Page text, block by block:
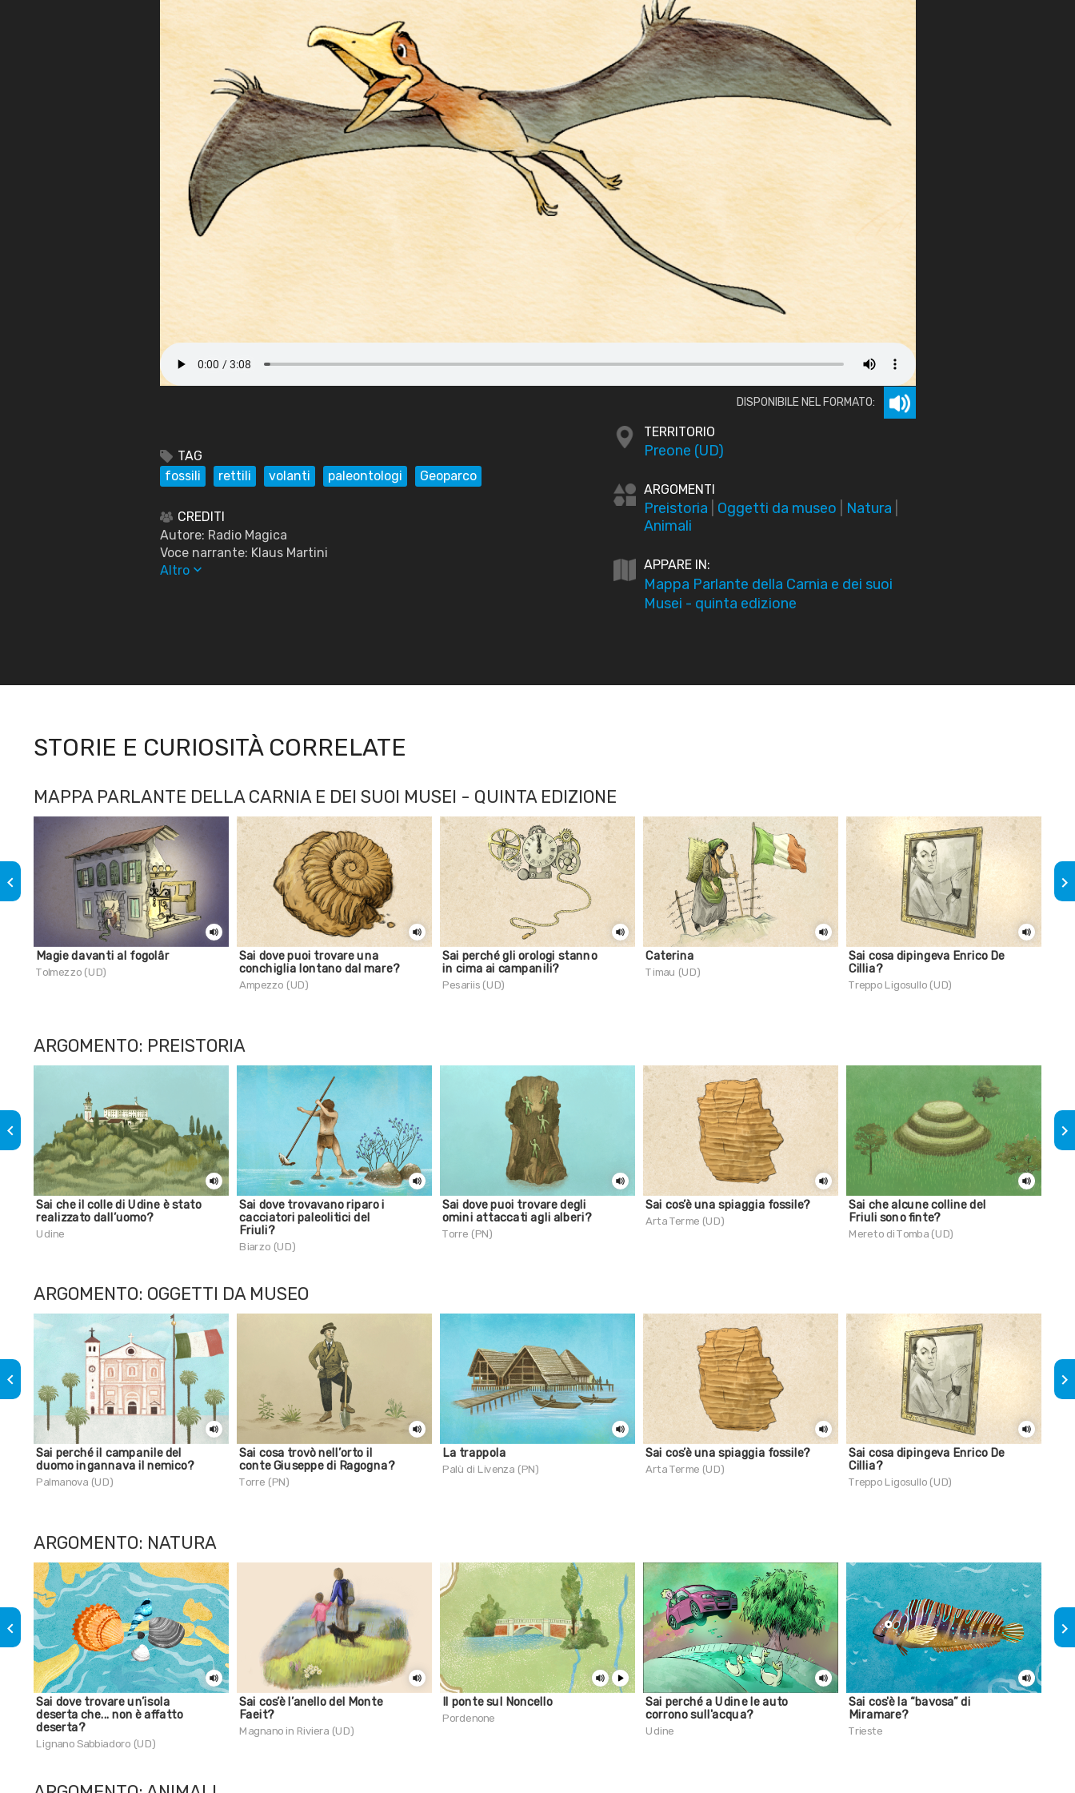
DISPONIBILE NEL FORMATO:
TAG
fossili
rettili volanti paleontologi Geoparco
CREDITI
Autore: Radio Magica
Voce narrante: Klaus Martini
Altrokeyboard_arrow_down
TERRITORIO
Preone (UD)
ARGOMENTI
Preistoria Oggetti da museo Natura
Animali
APPARE IN:
Mappa Parlante della Carnia e dei suoi
Musei - quinta edizione
STORIE E CURIOSITÀ CORRELATE
MAPPA PARLANTE DELLA CARNIA E DEI SUOI MUSEI - QUINTA EDIZIONE
Magie davanti al fogolâr
Tolmezzo (UD)
Sai dove puoi trovare una
conchiglia lontano dal mare?
Ampezzo (UD)
Sai perché gli orologi stanno
in cima ai campanili?
Pesariis (UD)
Caterina
Timau (UD)
Sai cosa dipingeva Enrico De
Cillia?
Treppo Ligosullo (UD)
keyboard_arrow_left keyboard_arrow_right
ARGOMENTO: PREISTORIA
Sai che il colle di Udine è stato
realizzato dall’uomo?
Udine
Sai dove trovavano riparo i
cacciatori paleolitici del
Friuli?
Biarzo (UD)
Sai dove puoi trovare degli
omini attaccati agli alberi?
Torre (PN)
Sai cos’è una spiaggia fossile?
Arta Terme (UD)
Sai che alcune colline del
Friuli sono finte?
Mereto di Tomba (UD)
keyboard_arrow_left keyboard_arrow_right
ARGOMENTO: OGGETTI DA MUSEO
Sai perché il campanile del
duomo ingannava il nemico?
Palmanova (UD)
Sai cosa trovò nell’orto il
conte Giuseppe di Ragogna?
Torre (PN)
La trappola
Palù di Livenza (PN)
Sai cos’è una spiaggia fossile?
Arta Terme (UD)
Sai cosa dipingeva Enrico De
Cillia?
Treppo Ligosullo (UD)
keyboard_arrow_left keyboard_arrow_right
ARGOMENTO: NATURA
Sai dove trovare un’isola
deserta che... non è affatto
deserta?
Lignano Sabbiadoro (UD)
Sai cos’è l’anello del Monte
Faeit?
Magnano in Riviera (UD)
Il ponte sul Noncello
Pordenone
Sai perché a Udine le auto
corrono sull'acqua?
Udine
Sai cos'è la “bavosa” di
Miramare?
Trieste
keyboard_arrow_left keyboard_arrow_right